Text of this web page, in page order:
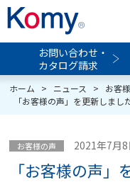
お問い合わせ・
カタログ請求
ホーム > ニュース > お客
「お客様の声」を更新しま
お客様の声 2021年7月8
「お客様の声